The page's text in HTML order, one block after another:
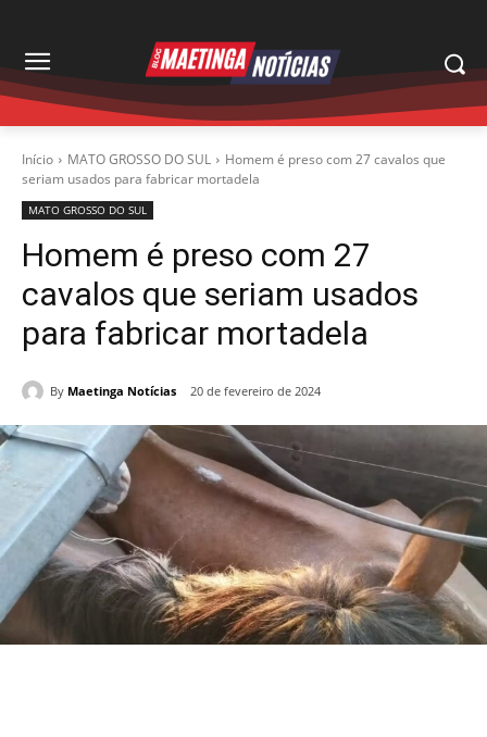
Início MATO GROSSO DO SUL
Homem é preso com 27 cavalos que
seriam usados para fabricar mortadela
MATO GROSSO DO SUL
Homem é preso com 27
cavalos que seriam usados
para fabricar mortadela
By Maetinga Notícias 20 de fevereiro de 2024